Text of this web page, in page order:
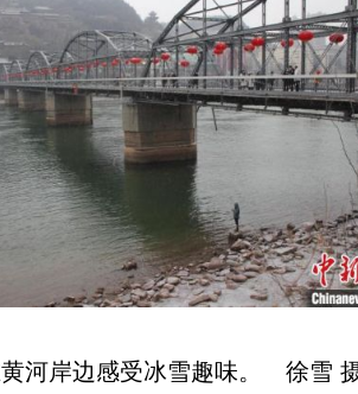
黄河岸边感受冰雪趣味。 徐雪